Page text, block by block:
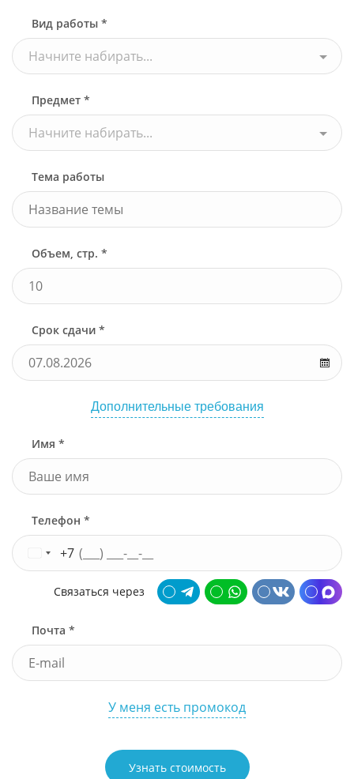
Вид работы *
Начните набирать...
Предмет *
Начните набирать...
Тема работы
Объем, стр. *
Срок сдачи *
Дополнительные требования
Имя *
Телефон *
+7
Связаться через
Почта *
У меня есть промокод
Узнать стоимость